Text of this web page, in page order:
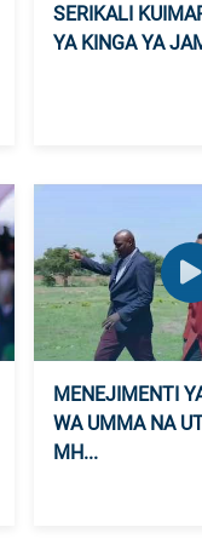
SERIKALI
YA KINGA YA
MENEJIMENTI
WA UMMA NA
MH...